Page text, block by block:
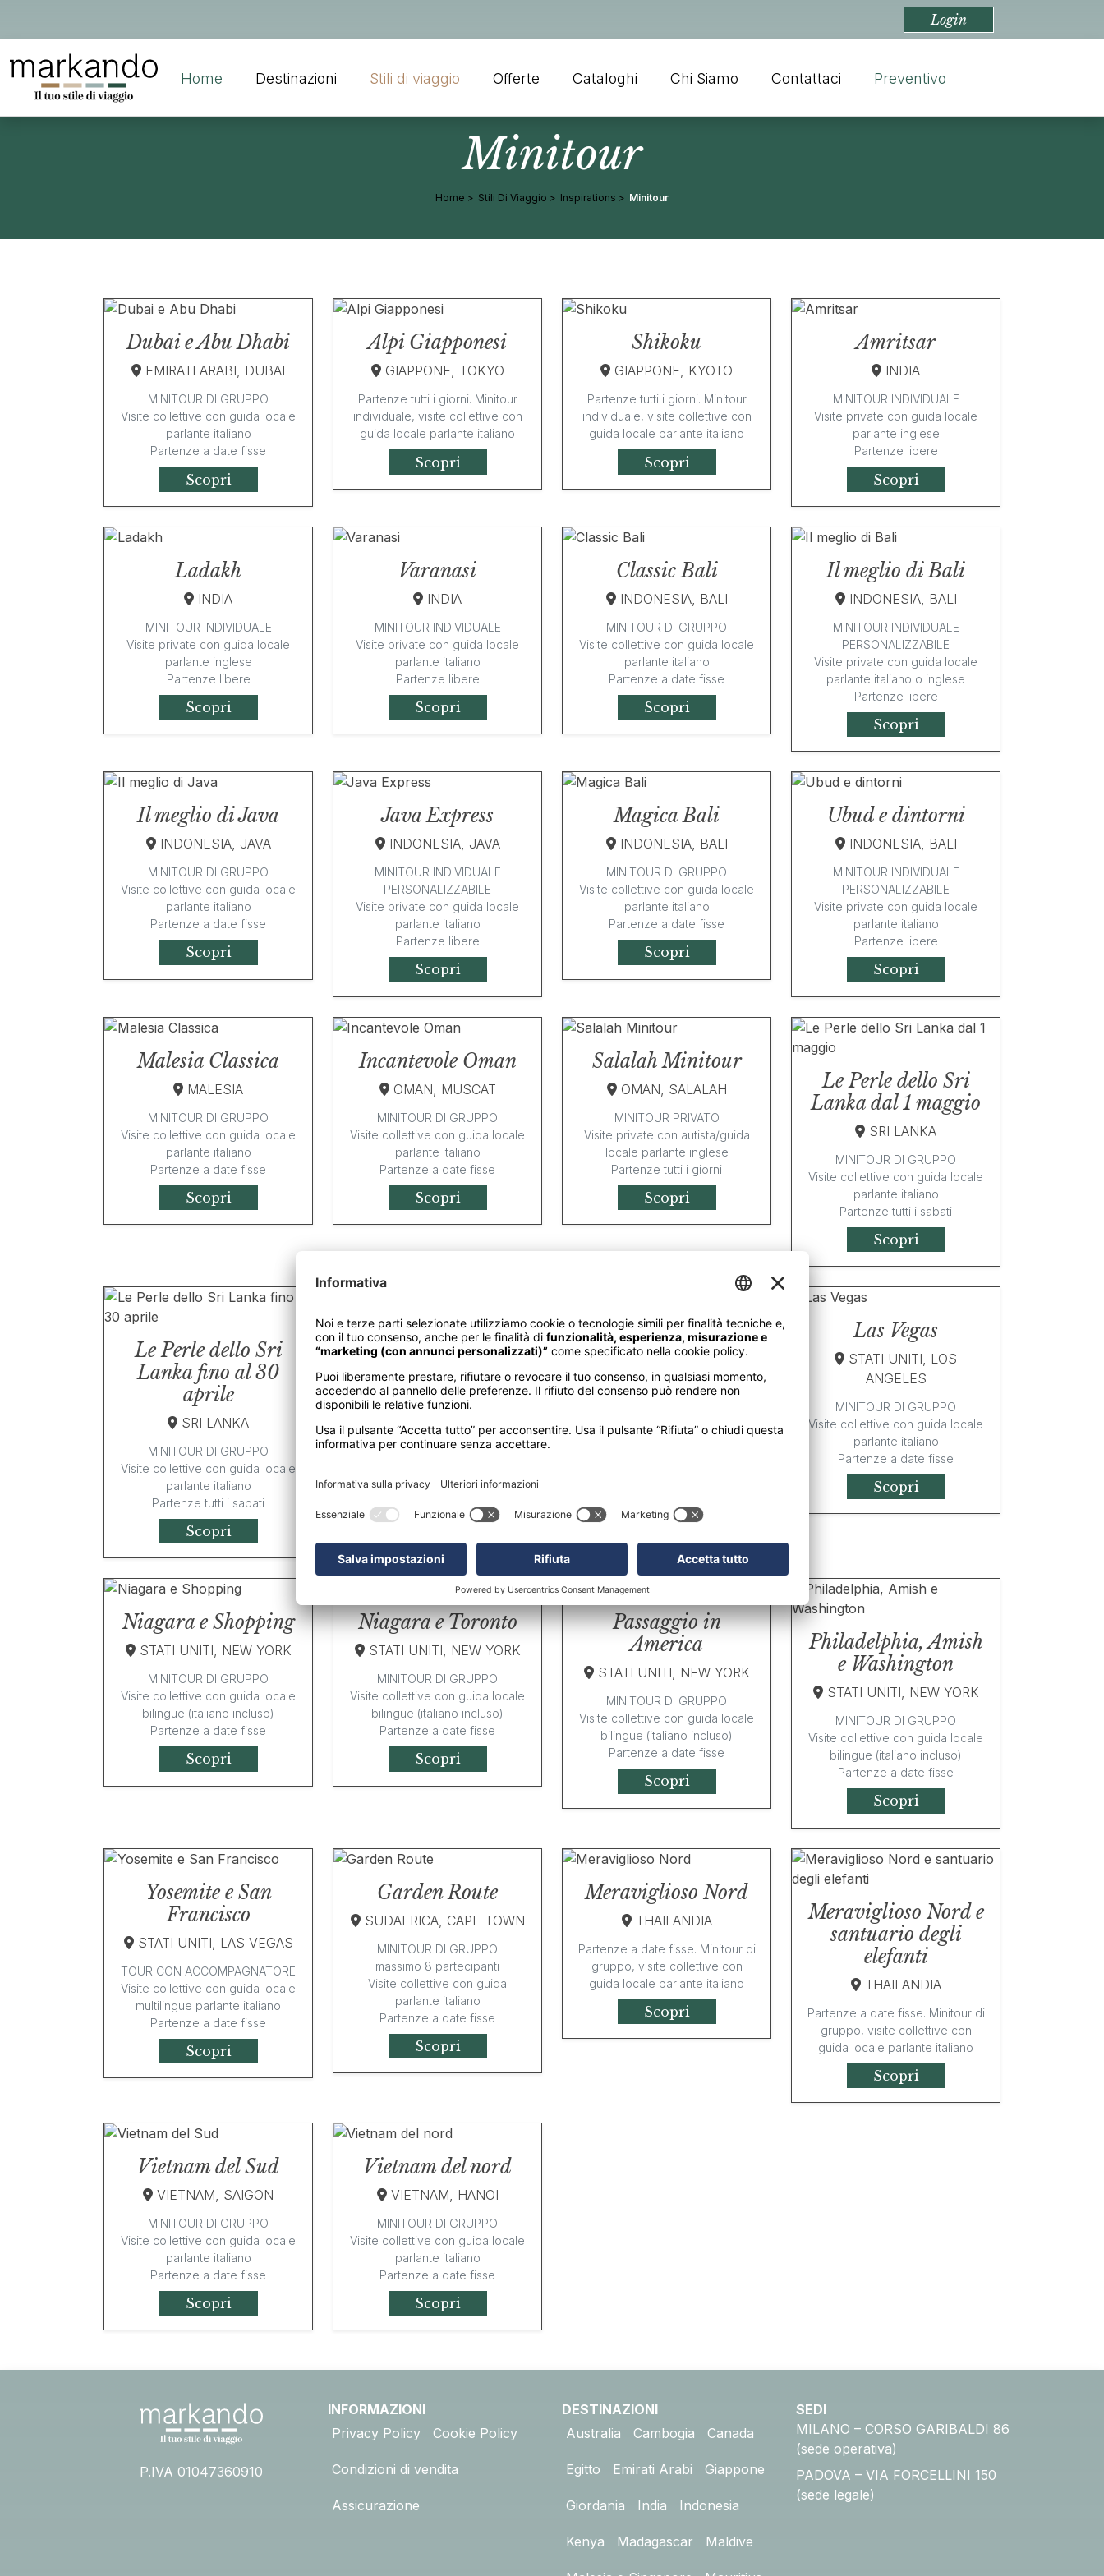
Login
Home Destinazioni Stili di viaggio Offerte Cataloghi Chi Siamo Contattaci Preventivo
Minitour
Home Stili Di Viaggio Inspirations Minitour
Dubai e Abu Dhabi
EMIRATI ARABI, DUBAI
MINITOUR DI GRUPPO
Visite collettive con guida locale
parlante italiano
Partenze a date fisse
Scopri
Alpi Giapponesi
GIAPPONE, TOKYO
Partenze tutti i giorni. Minitour
individuale, visite collettive con
guida locale parlante italiano
Scopri
Shikoku
GIAPPONE, KYOTO
Partenze tutti i giorni. Minitour
individuale, visite collettive con
guida locale parlante italiano
Scopri
Amritsar
INDIA
MINITOUR INDIVIDUALE
Visite private con guida locale
parlante inglese
Partenze libere
Scopri
Ladakh
INDIA
MINITOUR INDIVIDUALE
Visite private con guida locale
parlante inglese
Partenze libere
Scopri
Varanasi
INDIA
MINITOUR INDIVIDUALE
Visite private con guida locale
parlante italiano
Partenze libere
Scopri
Classic Bali
INDONESIA, BALI
MINITOUR DI GRUPPO
Visite collettive con guida locale
parlante italiano
Partenze a date fisse
Scopri
Il meglio di Bali
INDONESIA, BALI
MINITOUR INDIVIDUALE
PERSONALIZZABILE
Visite private con guida locale
parlante italiano o inglese
Partenze libere
Scopri
Il meglio di Java
INDONESIA, JAVA
MINITOUR DI GRUPPO
Visite collettive con guida locale
parlante italiano
Partenze a date fisse
Scopri
Java Express
INDONESIA, JAVA
MINITOUR INDIVIDUALE
PERSONALIZZABILE
Visite private con guida locale
parlante italiano
Partenze libere
Scopri
Magica Bali
INDONESIA, BALI
MINITOUR DI GRUPPO
Visite collettive con guida locale
parlante italiano
Partenze a date fisse
Scopri
Ubud e dintorni
INDONESIA, BALI
MINITOUR INDIVIDUALE
PERSONALIZZABILE
Visite private con guida locale
parlante italiano
Partenze libere
Scopri
Malesia Classica
MALESIA
MINITOUR DI GRUPPO
Visite collettive con guida locale
parlante italiano
Partenze a date fisse
Scopri
Incantevole Oman
OMAN, MUSCAT
MINITOUR DI GRUPPO
Visite collettive con guida locale
parlante italiano
Partenze a date fisse
Scopri
Salalah Minitour
OMAN, SALALAH
MINITOUR PRIVATO
Visite private con autista/guida
locale parlante inglese
Partenze tutti i giorni
Scopri
Le Perle dello Sri
Lanka dal 1 maggio
SRI LANKA
MINITOUR DI GRUPPO
Visite collettive con guida locale
parlante italiano
Partenze tutti i sabati
Scopri
Le Perle dello Sri
Lanka fino al 30
aprile
SRI LANKA
MINITOUR DI GRUPPO
Visite collettive con guida locale
parlante italiano
Partenze tutti i sabati
Scopri
Minitour dello Sri
Lanka con Yala
SRI LANKA
MINITOUR INDIVIDUALE
PERSONALIZZABILE
parlante italiano
Sri Lanka Express
SRI LANKA
MINITOUR INDIVIDUALE
parlante italiano
Las Vegas
STATI UNITI, LOS
ANGELES
MINITOUR DI GRUPPO
Visite collettive con guida locale
parlante italiano
Partenze a date fisse
Scopri
Niagara e Shopping
STATI UNITI, NEW YORK
MINITOUR DI GRUPPO
Visite collettive con guida locale
bilingue (italiano incluso)
Partenze a date fisse
Scopri
Niagara e Toronto
STATI UNITI, NEW YORK
MINITOUR DI GRUPPO
Visite collettive con guida locale
bilingue (italiano incluso)
Partenze a date fisse
Scopri
Passaggio in
America
STATI UNITI, NEW YORK
MINITOUR DI GRUPPO
Visite collettive con guida locale
bilingue (italiano incluso)
Partenze a date fisse
Scopri
Philadelphia, Amish
e Washington
STATI UNITI, NEW YORK
MINITOUR DI GRUPPO
Visite collettive con guida locale
bilingue (italiano incluso)
Partenze a date fisse
Scopri
Yosemite e San
Francisco
STATI UNITI, LAS VEGAS
TOUR CON ACCOMPAGNATORE
Visite collettive con guida locale
multilingue parlante italiano
Partenze a date fisse
Scopri
Garden Route
SUDAFRICA, CAPE TOWN
MINITOUR DI GRUPPO
massimo 8 partecipanti
Visite collettive con guida
parlante italiano
Partenze a date fisse
Scopri
Meraviglioso Nord
THAILANDIA
Partenze a date fisse. Minitour di
gruppo, visite collettive con
guida locale parlante italiano
Scopri
Meraviglioso Nord e
santuario degli
elefanti
THAILANDIA
Partenze a date fisse. Minitour di
gruppo, visite collettive con
guida locale parlante italiano
Scopri
Vietnam del Sud
VIETNAM, SAIGON
MINITOUR DI GRUPPO
Visite collettive con guida locale
parlante italiano
Partenze a date fisse
Scopri
Vietnam del nord
VIETNAM, HANOI
MINITOUR DI GRUPPO
Visite collettive con guida locale
parlante italiano
Partenze a date fisse
Scopri
P.IVA 01047360910
INFORMAZIONI
Privacy Policy
Cookie Policy
Condizioni di vendita
Assicurazione
DESTINAZIONI
Australia
Cambogia Canada
Egitto Emirati Arabi Giappone
Giordania India Indonesia
Kenya Madagascar Maldive
SEDI
MILANO – CORSO GARIBALDI 86
(sede operativa)
PADOVA – VIA FORCELLINI 150
(sede legale)